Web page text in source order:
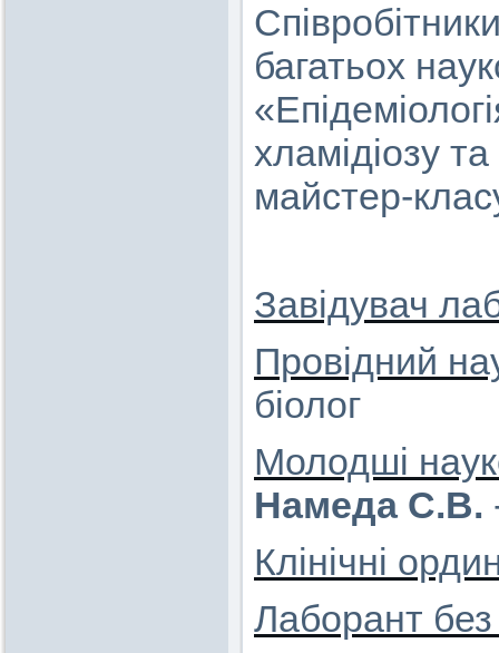
багатьох
хламідіозу
майстер-
Завідувач
Провідний
біолог
Молодші
Намеда С.В.
Клінічні
Лаборант без